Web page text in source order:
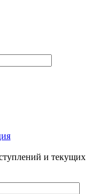
и текущих